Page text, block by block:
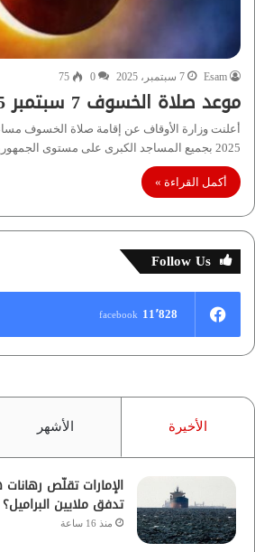
Esam 7 سبتمبر، 2025 0
75
موعد صلاة الخسوف 7 سبتمبر 2025 في مصر
2025 بجميع المساجد الكبرى على مستوى الجمهورية، إحياءً…
أكمل القراءة »
Follow Us
11٬828 facebook
الأخيرة الأشهر
الإمارات تقلّص
تدفق ملايين
منذ 16 ساعة